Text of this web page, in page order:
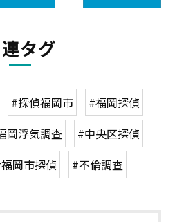
タグ
#探偵福岡市
#福岡探偵
岡浮気調査
#中央区探偵
岡市探偵 #不倫調査